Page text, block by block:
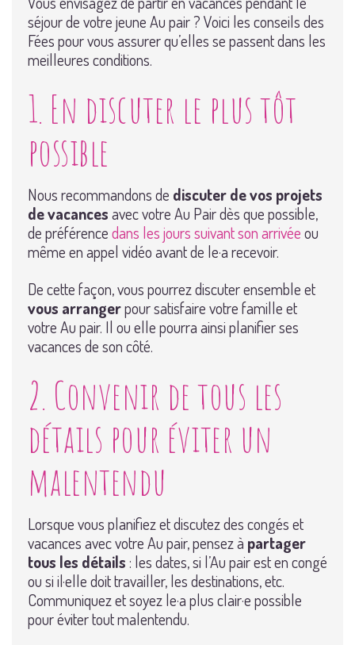
séjour de votre jeune Au pair ? Voici les conseils des
Fées pour vous assurer qu’elles se passent dans les
meilleures conditions.
1. En discuter le plus tôt
possible
Nous recommandons de discuter de vos projets
de vacancesavec votre Au Pair dès que possible,
de préférencedans les jours suivant son arrivéeou
même en appel vidéo avant de le·a recevoir.
De cette façon, vous pourrez discuter ensemble et
vous arrangerpour satisfaire votre famille et
votre Au pair. Il ou elle pourra ainsi planifier ses
vacances de son côté.
2. Convenir de tous les
détails pour éviter un
malentendu
Lorsque vous planifiez et discutez des congés et
vacances avec votre Au pair, pensez à partager
tous les détails : les dates, si l’Au pair est en congé
ou si il·elle doit travailler, les destinations, etc.
Communiquez et soyez le·a plus clair·e possible
pour éviter tout malentendu.